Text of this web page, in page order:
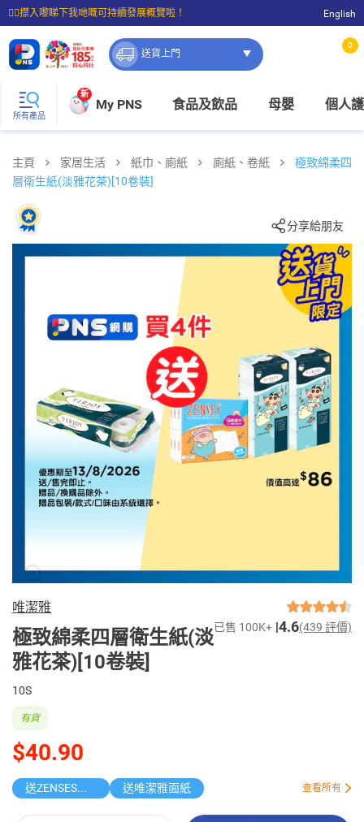
☝🏼㩒入嚟睇下我哋嘅可持續發展概覽啦！
⭐購物滿$399即享免費送貨；滿$100即可免費店取。
English
送貨上門
0
所有產品
新
My PNS 食品及飲品 母嬰 個人
主頁 家居生活 紙巾、廁紙 廁紙、卷紙
極致綿柔四
層衛生紙(淡雅花茶)[10卷裝]
分享給朋友
唯潔雅
極致綿柔四層衛生紙(淡
雅花茶)[10卷裝]
已售 100K+ 4.6(439 評價)
10S
$40.90
有貨
送ZENSES迷你鎖匙扣相機 送唯潔雅面紙 查看所有